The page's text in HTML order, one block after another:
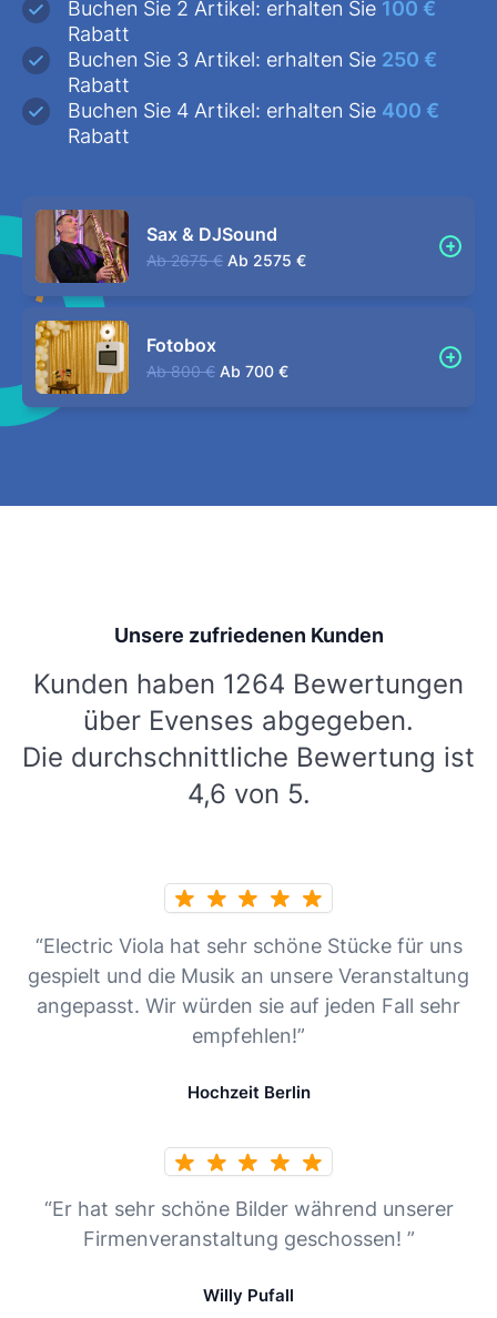
Buchen Sie 2 Artikel: erhalten Sie 100 €
Rabatt
Buchen Sie 3 Artikel: erhalten Sie 250 €
Rabatt
Buchen Sie 4 Artikel: erhalten Sie 400 €
Rabatt
Sax & DJSound
Ab 2675 € Ab 2575 €
Fotobox
Ab 800 € Ab 700 €
Unsere zufriedenen Kunden
Kunden haben 1264 Bewertungen
über Evenses abgegeben.
Die durchschnittliche Bewertung ist
4,6 von 5.
“Electric Viola hat sehr schöne Stücke für uns
gespielt und die Musik an unsere Veranstaltung
angepasst. Wir würden sie auf jeden Fall sehr
empfehlen!”
Hochzeit Berlin
“Er hat sehr schöne Bilder während unserer
Firmenveranstaltung geschossen! ”
Willy Pufall